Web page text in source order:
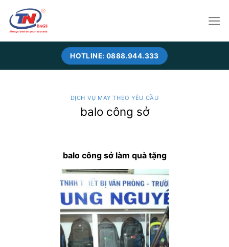
content
HOTLINE: 0888.944.333
DỊCH VỤ MAY THEO YÊU CẦU
balo công sở
balo công sở làm quà tặng